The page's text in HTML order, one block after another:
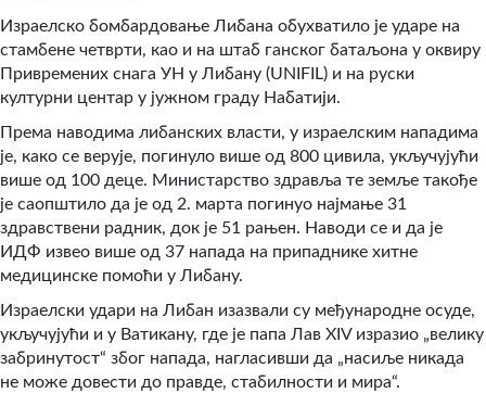
Израелско бомбардовање Либана обухватило је ударе на
стамбене четврти, као и на штаб ганског батаљона у оквиру
Привремених снага УН у Либану (UNIFIL) и на руски
културни центар у јужном граду Набатији.
Према наводима либанских власти, у израелским нападима
је, како се верује, погинуло више од 800 цивила, укључујући
више од 100 деце. Министарство здравља те земље такође
је саопштило да је од 2. марта погинуо најмање 31
здравствени радник, док је 51 рањен. Наводи се и да је
ИДФ извео више од 37 напада на припаднике хитне
медицинске помоћи у Либану.
Израелски удари на Либан изазвали су међународне осуде,
укључујући и у Ватикану, где је папа Лав XIV изразио „велику
забринутост“ због напада, нагласивши да „насиље никада
не може довести до правде, стабилности и мира“.